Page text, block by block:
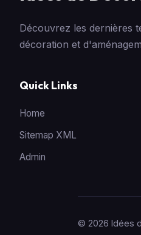
Découvrez les dernières
décoration et
Quick Links
Home
Sitemap XML
Admin
© 2026 Idées